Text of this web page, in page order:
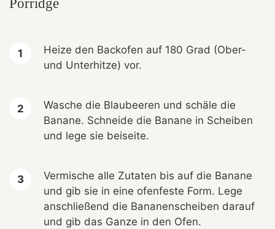
Heize den Backofen auf 180 Grad (Ober-
und Unterhitze) vor.
Wasche die Blaubeeren und schäle die
Banane. Schneide die Banane in Scheiben
und lege sie beiseite.
Vermische alle Zutaten bis auf die Banane
und gib sie in eine ofenfeste Form. Lege
anschließend die Bananenscheiben darauf
und gib das Ganze in den Ofen.